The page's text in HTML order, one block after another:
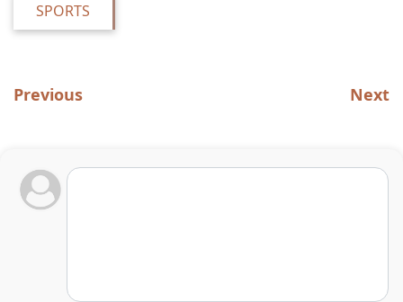
SPORTS
Previous Next